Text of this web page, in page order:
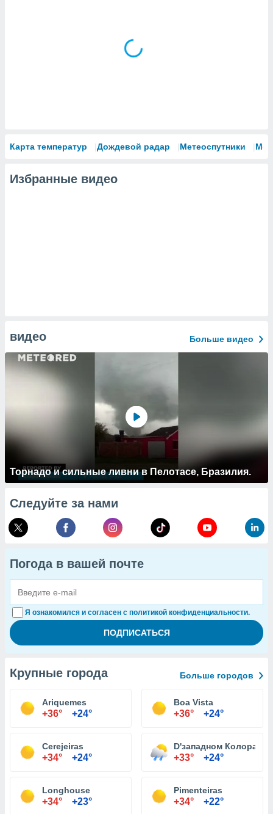
Карта температур Дождевой радар Метеоспутники
Избранные видео
видео Больше видео
Торнадо и сильные ливни в Пелотасе, Бразилия.
Следуйте за нами
Погода в вашей почте
Я ознакомился и согласен с политикой конфиденциальности.
Крупные города Больше городов
Ariquemes
+36° +24°
Boa Vista
+36° +24°
Cerejeiras
+34° +24°
D'западном Колорадо
+33° +24°
Longhouse
+34° +23°
Pimenteiras
+34° +22°